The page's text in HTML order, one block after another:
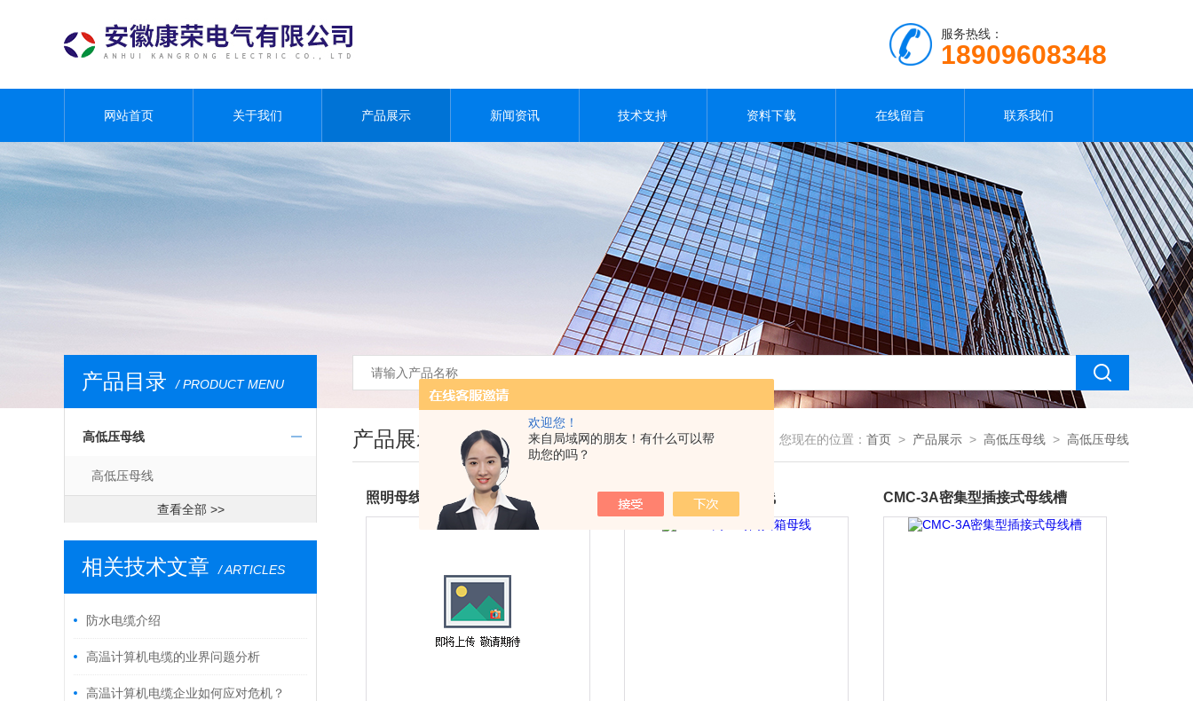
欢迎您！
来自局域网的朋友！有什么可以帮
助您的吗？
服务热线：
18909608348
网站首页 关于我们 产品展示 新闻资讯 技术支持 资料下载 在线留言 联系我们
产品目录 / PRODUCT MENU
高低压母线
高低压母线
查看全部 >>
相关技术文章 / ARTICLES
防水电缆介绍
高温计算机电缆的业界问题分析
高温计算机电缆企业如何应对危机？
产品展示 您现在的位置： 首页 > 产品展示 > 高低压母线 > 高低压母线
照明母线系列 GM-2 高压封闭共箱母线 CMC-3A密集型插接式母线槽